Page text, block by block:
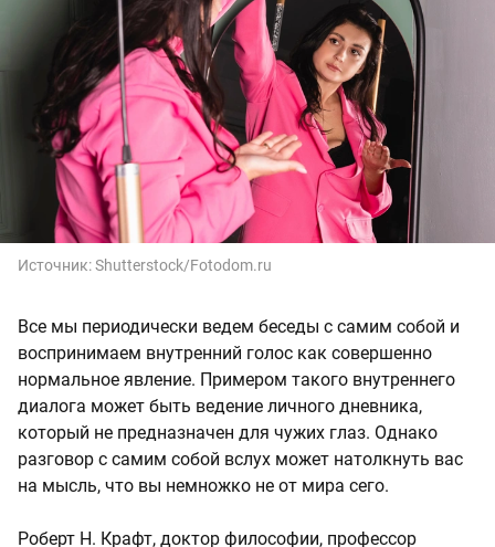
Источник:Shutterstock/Fotodom.ru
Все мы периодически ведем беседы с самим собой и
воспринимаем внутренний голос как совершенно
нормальное явление. Примером такого внутреннего
диалога может быть ведение личного дневника,
который не предназначен для чужих глаз. Однако
разговор с самим собой вслух может натолкнуть вас
на мысль, что вы немножко не от мира сего.
Роберт Н. Крафт, доктор философии, профессор